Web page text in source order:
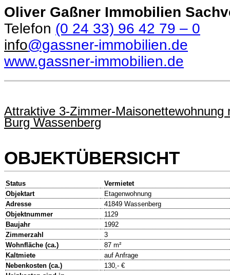
Oliver Gaßner Immobilien
Telefon (0 24 33) 96 42 79 – 0
info@gassner-immobilien.de
www.gassner-immobilien.de
Attraktive 3-Zimmer-
Burg Wassenberg
OBJEKTÜBERSICHT
Status
Vermietet
Objektart
Etagenwohnung
Adresse
41849 Wassenberg
Objektnummer
1129
Baujahr
1992
Zimmerzahl
3
Wohnfläche (ca.)
87 m²
Kaltmiete
auf Anfrage
Nebenkosten (ca.)
130,- €